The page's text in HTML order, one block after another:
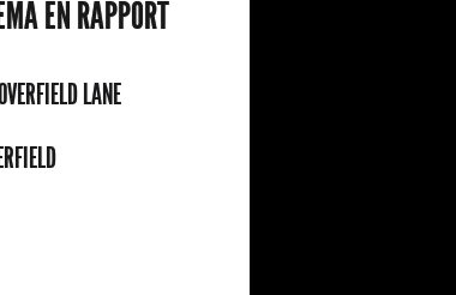
EN RAPPORT
LANE